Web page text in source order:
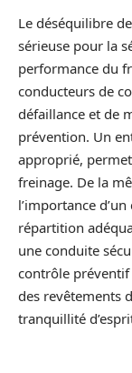
Le déséquilibre
sérieuse pour la
performance du
conducteurs de
défaillance et de
prévention. Un
approprié, permet
freinage. De la
l’importance
répartition
une conduite
contrôle
des revêtements
tranquillité